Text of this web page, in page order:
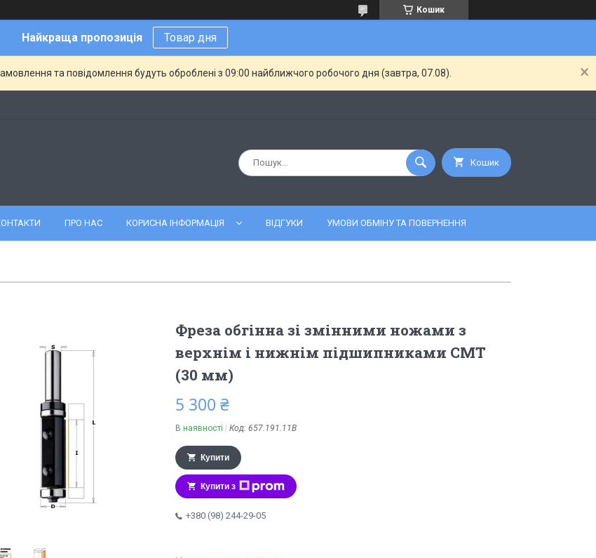
Кошик
Найкраща пропозиція Товар дня
та повідомлення будуть оброблені з 09:00 найближчого робочого дня (завтра, 07.08).
Кошик
ПРО НАС КОРИСНА ІНФОРМАЦІЯ ВІДГУКИ УМОВИ ОБМІНУ ТА ПОВЕРНЕННЯ
Фреза обгінна зі змінними ножами з
верхнім і нижнім підшипниками СМТ
(30 мм)
5 300 ₴
В наявності Код: 657.191.11В
Купити
Купити з
+380 (98) 244-29-05